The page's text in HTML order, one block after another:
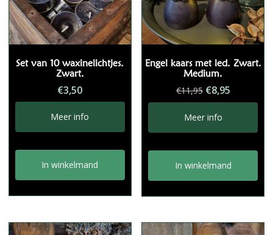
Set van 10 waxinelichtjes.
Zwart.
€3,50
Meer info
In winkelmand
Engel kaars met led. Zwart.
Medium.
€11,95
prijs
was:
€11,95.
€8,95Huidige
prijs
€8,95.
Meer info
In winkelmand